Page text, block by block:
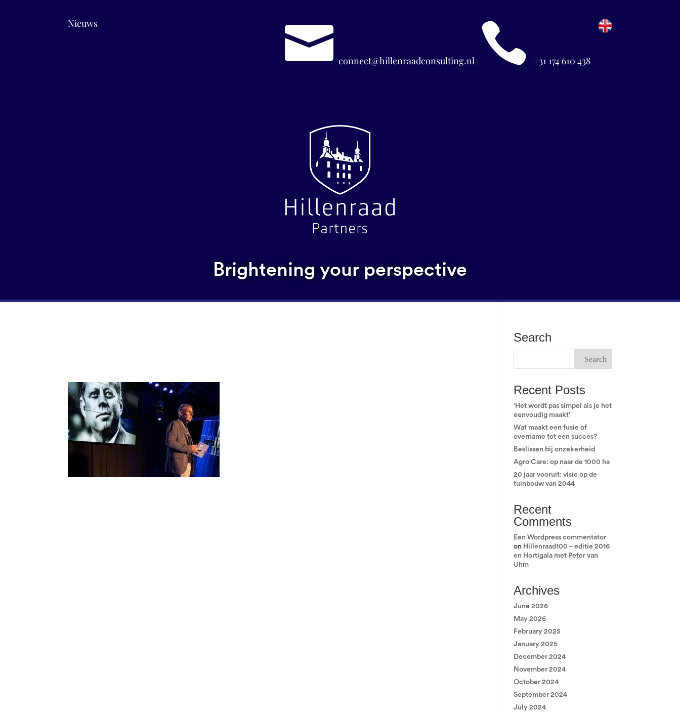
Nieuws  connect@hillenraadconsulting.nl|  +31 174 610 438
Brightening your perspective
Search
Recent Posts
‘Het wordt pas simpel als je het
eenvoudig maakt’
Wat maakt een fusie of
overname tot een succes?
Beslissen bij onzekerheid
Agro Care: op naar de 1000 ha
20 jaar vooruit: visie op de
tuinbouw van 2044
Recent
Comments
Een Wordpress commentator
on Hillenraad100 – editie 2016
en Hortigala met Peter van
Uhm
Archives
June 2026
May 2026
February 2025
January 2025
December 2024
November 2024
October 2024
September 2024
July 2024